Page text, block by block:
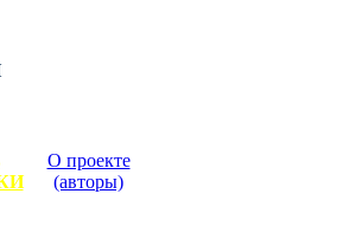
О проекте
(авторы)